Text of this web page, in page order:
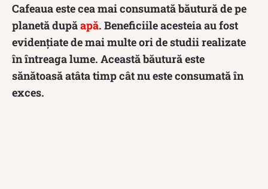
Cafeaua este cea mai consumată băutură de pe
planetă dupăapă. Beneficiile acesteia au fost
evidențiate de mai multe ori de studii realizate
în întreaga lume. Această băutură este
sănătoasă atâta timp cât nu este consumată în
exces.